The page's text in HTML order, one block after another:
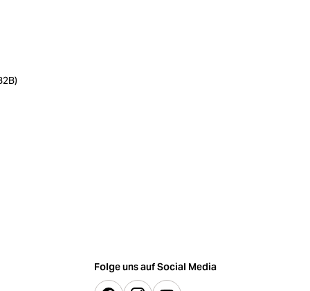
Folge uns auf Social Media